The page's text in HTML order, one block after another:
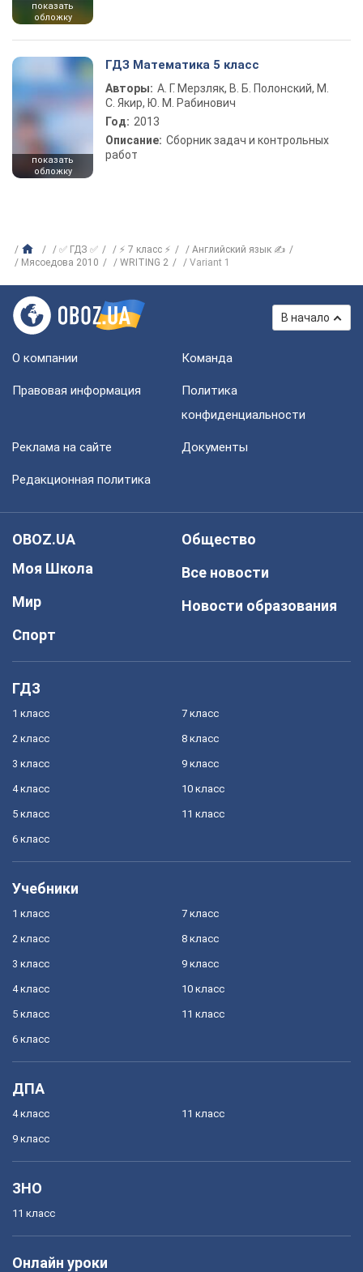
показать
обложку
показать
обложку
ГДЗ Математика 5 класс
Авторы: А. Г. Мерзляк, В. Б. Полонский, М.
С. Якир, Ю. М. Рабинович
Год: 2013
Описание: Сборник задач и контрольных
работ
✅ ГДЗ ✅ ⚡ 7 класс ⚡
Английский язык ✍
Мясоедова 2010
WRITING 2 Variant 1
В начало
О компании Команда
Правовая информация
Политика
конфиденциальности
Реклама на сайте Документы
Редакционная политика
OBOZ.UA
Моя Школа
Мир
Спорт
Общество
Все новости
Новости образования
ГДЗ
1 класс
2 класс
3 класс
4 класс
5 класс
6 класс
7 класс
8 класс
9 класс
10 класс
11 класс
Учебники
1 класс
2 класс
3 класс
4 класс
5 класс
6 класс
7 класс
8 класс
9 класс
10 класс
11 класс
ДПА
4 класс
9 класс
11 класс
ЗНО
11 класс
Онлайн уроки